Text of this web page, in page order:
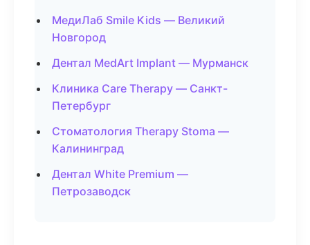
МедиЛаб Smile Kids — Великий
Новгород
Дентал MedArt Implant — Мурманск
Клиника Care Therapy — Санкт-
Петербург
Стоматология Therapy Stoma —
Калининград
Дентал White Premium —
Петрозаводск